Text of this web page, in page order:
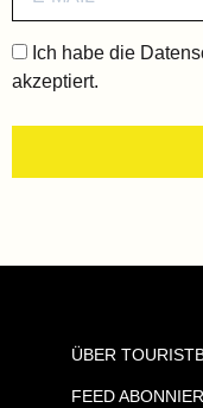
Ich habe die
akzeptiert.
ÜBER
FEED